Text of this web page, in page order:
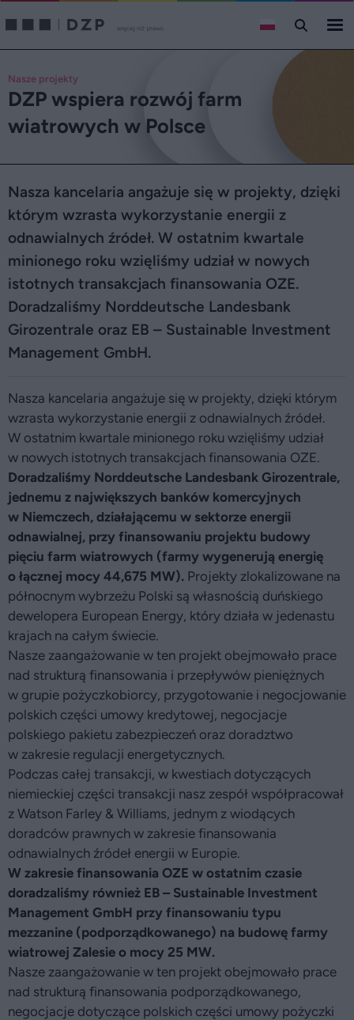
Nasze projekty
DZP wspiera rozwój farm
wiatrowych w Polsce
Nasza kancelaria angażuje się w projekty, dzięki
którym wzrasta wykorzystanie energii z
odnawialnych źródeł. W ostatnim kwartale
minionego roku wzięliśmy udział w nowych
istotnych transakcjach finansowania OZE.
Doradzaliśmy Norddeutsche Landesbank
Girozentrale oraz EB – Sustainable Investment
Management GmbH.
Nasza kancelaria angażuje się w projekty, dzięki którym
wzrasta wykorzystanie energii z odnawialnych źródeł.
W ostatnim kwartale minionego roku wzięliśmy udział
w nowych istotnych transakcjach finansowania OZE.
Doradzaliśmy Norddeutsche Landesbank Girozentrale,
jednemu z największych banków komercyjnych
w Niemczech, działającemu w sektorze energii
odnawialnej, przy finansowaniu projektu budowy
pięciu farm wiatrowych (farmy wygenerują energię
o łącznej mocy 44,675 MW). Projekty zlokalizowane na
północnym wybrzeżu Polski są własnością duńskiego
dewelopera European Energy, który działa w jedenastu
krajach na całym świecie.
Nasze zaangażowanie w ten projekt obejmowało prace
nad strukturą finansowania i przepływów pieniężnych
w grupie pożyczkobiorcy, przygotowanie i negocjowanie
polskich części umowy kredytowej, negocjacje
polskiego pakietu zabezpieczeń oraz doradztwo
w zakresie regulacji energetycznych.
Podczas całej transakcji, w kwestiach dotyczących
niemieckiej części transakcji nasz zespół współpracował
z Watson Farley & Williams, jednym z wiodących
doradców prawnych w zakresie finansowania
odnawialnych źródeł energii w Europie.
W zakresie finansowania OZE w ostatnim czasie
doradzaliśmy również EB – Sustainable Investment
Management GmbH przy finansowaniu typu
mezzanine (podporządkowanego) na budowę farmy
wiatrowej Zalesie o mocy 25 MW.
Nasze zaangażowanie w ten projekt obejmowało prace
nad strukturą finansowania podporządkowanego,
negocjacje dotyczące polskich części umowy pożyczki